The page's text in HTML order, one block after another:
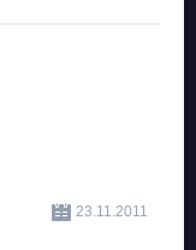
23.11.2011